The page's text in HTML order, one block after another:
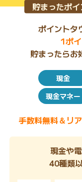
貯まったポ
ポイントタ
1ポ
貯まったらお
現金
現金マネー
手数料無料＆リ
現金や
40種類